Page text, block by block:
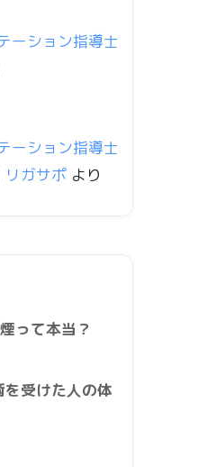
ーション指導士
ーション指導士
リガサポ より
って本当？
受けた人の体